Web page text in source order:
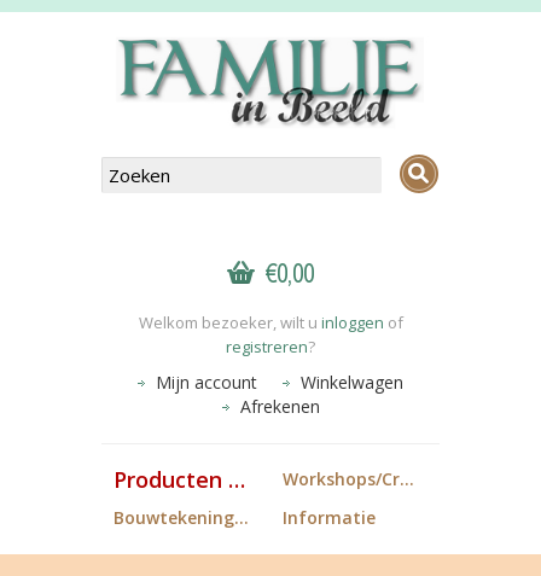
€0,00
Welkom bezoeker, wilt u inloggen of
registreren?
Mijn account
Winkelwagen
Afrekenen
Producten FiB
Workshops/Cropdagen
Bouwtekeningen
Informatie